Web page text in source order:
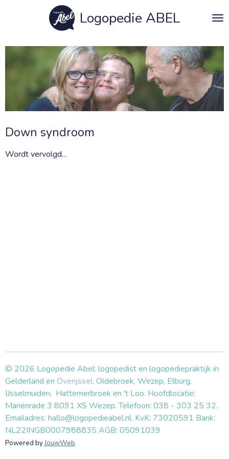
de
Logopedie ABEL
Down syndroom
Wordt vervolgd...
© 2026 Logopedie Abel: logopedist en logopediepraktijk in
Gelderland en Overijssel: Oldebroek, Wezep, Elburg,
IJsselmuiden, Hattemerbroek en 't Loo. Hoofdlocatie:
Mariënrade 3 8091 XS Wezep. Telefoon: 038 - 303 25 32.
Emailadres: hallo@logopedieabel.nl. KvK: 73020591 Bank:
NL22INGB0007988835 AGB: 05091039
Powered byJouwWeb